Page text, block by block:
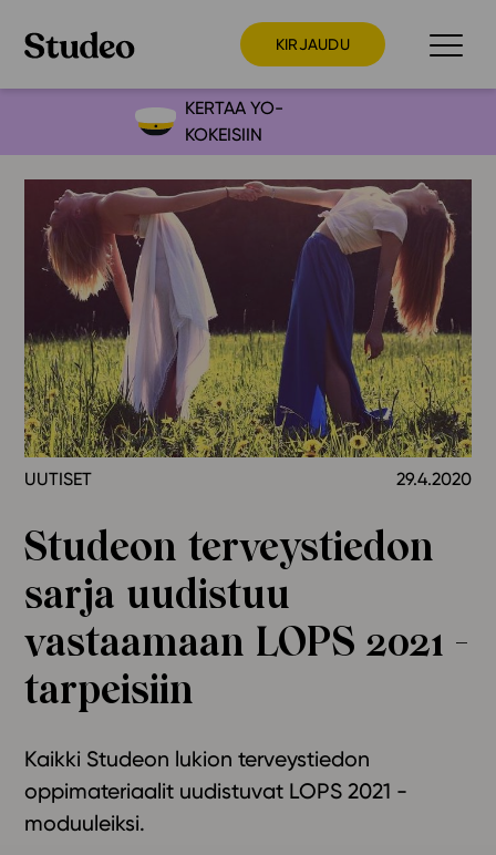
KIRJAUDU
Preppaaja
Opettaja
Opiskelija
Huoltaja
Kokeilutarjous
Ainstain
Alakoulu
Yläkoulu
Lukio
Ominaisuudet
Tapahtumakalenteri
Webinaari­tallenteet
Yhteisö
Suosittelut
Ohjekeskus
Ohjevideot
Tiimi
Tietoa meistä
Eettiset periaatteet tekoälyn käyttöön
KERTAA YO-
KOKEISIIN
UUTISET 29.4.2020
Studeon terveystiedon
sarja uudistuu
vastaamaan LOPS 2021 -
tarpeisiin
Kaikki Studeon lukion terveystiedon
oppimateriaalit uudistuvat LOPS 2021 -
moduuleiksi.